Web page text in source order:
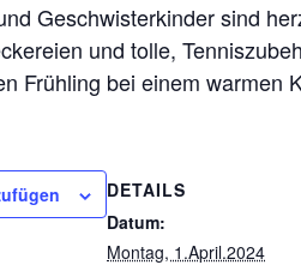
Geschwisterkinder sind
und tolle,
Frühling bei einem warmen
DETAILS
Datum:
Montag, 1.April.2024